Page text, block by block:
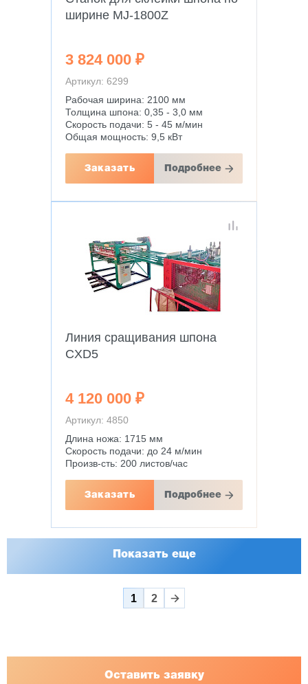
ширине MJ-1800Z
3 824 000 ₽
Артикул: 6299
Рабочая ширина: 2100 мм
Толщина шпона: 0,35 - 3,0 мм
Скорость подачи: 5 - 45 м/мин
Общая мощность: 9,5 кВт
Заказать Подробнее
Линия сращивания шпона
CXD5
4 120 000 ₽
Артикул: 4850
Длина ножа: 1715 мм
Скорость подачи: до 24 м/мин
Произв-сть: 200 листов/час
Заказать Подробнее
Показать еще
1 2
Оставить заявку